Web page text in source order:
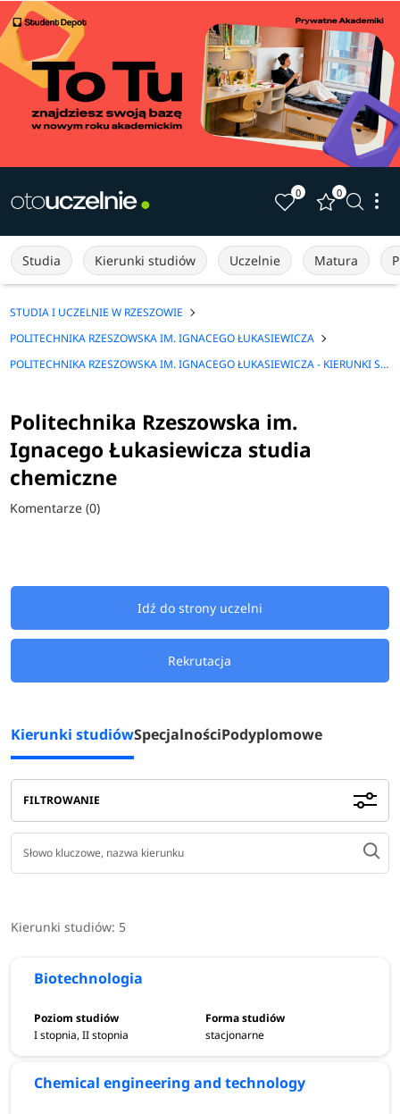
0 0
Studia Kierunki studiów Uczelnie Matura
STUDIA I UCZELNIE W RZESZOWIE
POLITECHNIKA RZESZOWSKA IM. IGNACEGO ŁUKASIEWICZA
POLITECHNIKA RZESZOWSKA IM. IGNACEGO ŁUKASIEWICZA - KIERUNKI STUDIÓW
Politechnika Rzeszowska im.
Ignacego Łukasiewicza studia
chemiczne
Komentarze (0)
Idź do strony uczelni
Rekrutacja
Kierunki studiówSpecjalnościPodyplomowe
FILTROWANIE
Kierunki studiów: 5
Biotechnologia
I stopnia, II stopnia stacjonarne
Chemical engineering and technology